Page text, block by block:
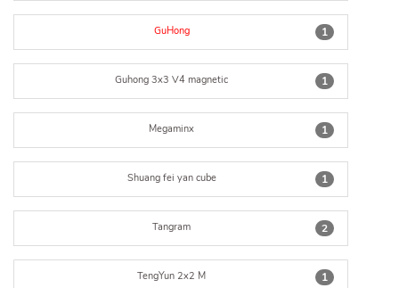
1
GuHong
1
Guhong 3x3 V4 magnetic
1
Megaminx
1
Shuang fei yan cube
2
Tangram
1
TengYun 2x2 M